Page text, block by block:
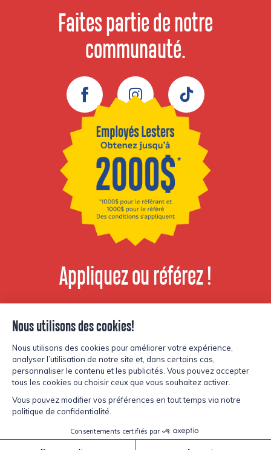
Faites partie de notre
communauté.
Facebook Instagram TikTok
Appliquez ou référez !
Voir les postes
disponibles
© Copyright Lesters 2026Politique de confidentialitéSite parKryzalid